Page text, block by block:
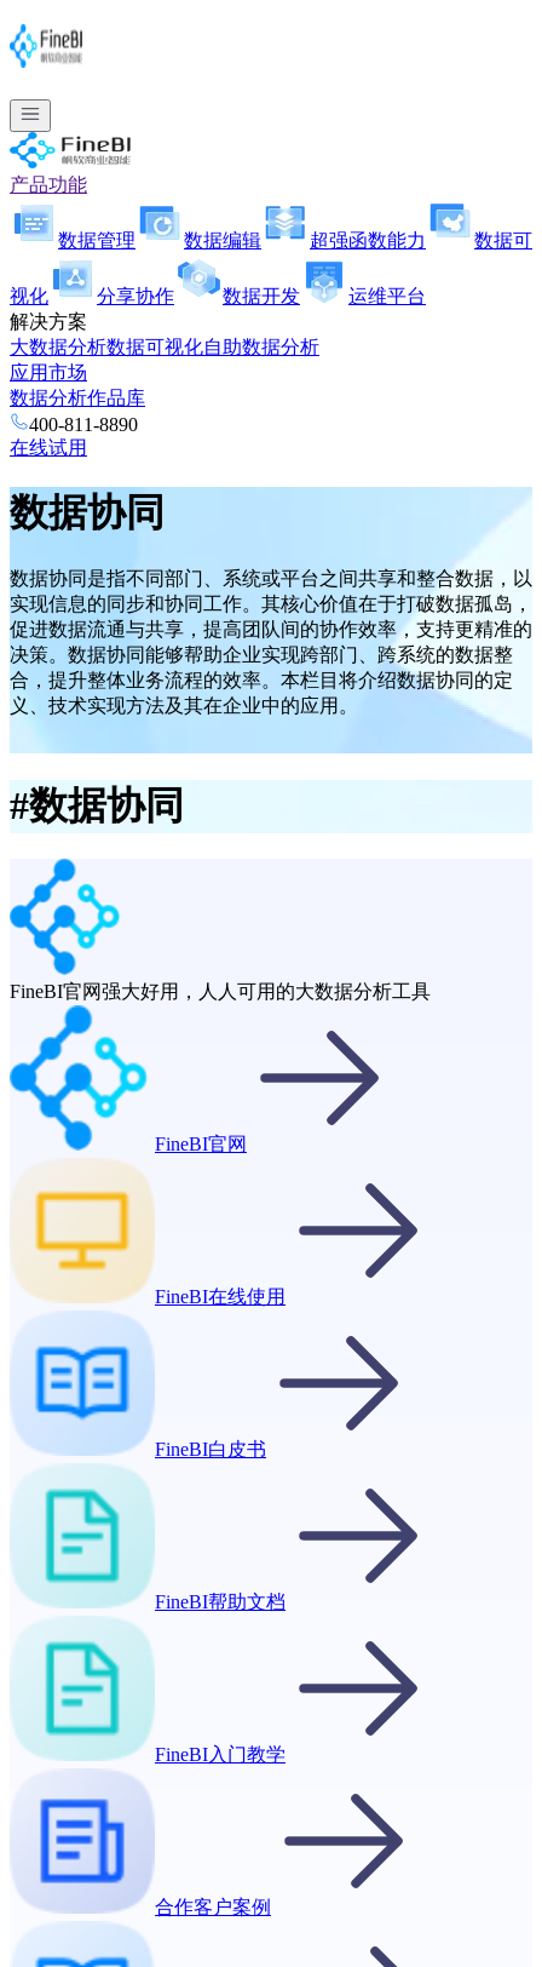
产品功能
数据管理 数据编辑 超强函数能力 数据可
视化 分享协作 数据开发
运维平台
解决方案
大数据分析数据可视化自助数据分析
应用市场
数据分析作品库
400-811-8890
在线试用
数据协同
数据协同是指不同部门、系统或平台之间共享和整合数据，以
实现信息的同步和协同工作。其核心价值在于打破数据孤岛，
促进数据流通与共享，提高团队间的协作效率，支持更精准的
决策。数据协同能够帮助企业实现跨部门、跨系统的数据整
合，提升整体业务流程的效率。本栏目将介绍数据协同的定
义、技术实现方法及其在企业中的应用。
#数据协同
FineBI官网强大好用，人人可用的大数据分析工具
FineBI官网
FineBI在线使用
FineBI白皮书
FineBI帮助文档
FineBI入门教学
合作客户案例